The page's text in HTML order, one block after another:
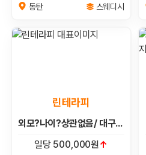
동탄 스웨디시
린테라피
외모?나이?상관없음/ 대구4개지점운영중 / 원하는샵근무가능 / 초보가능 / 무경력자도OK ! !
일당 500,000원↑